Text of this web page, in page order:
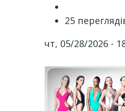
25
чт, 05/28/2026 -